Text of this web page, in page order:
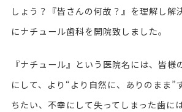
しょう？『皆さんの何故？』を理解し解
にナチュール歯科を開院致しました。
『ナチュール』という医院名には、皆様
にして、より“より自然に、ありのまま”
ちたい、不幸にして失ってしまった歯に